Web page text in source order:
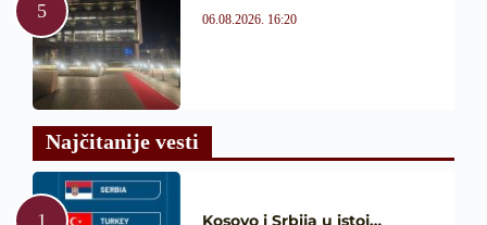
06.08.2026. 16:20
Najčitanije vesti
Kosovo i Srbija u istoj…